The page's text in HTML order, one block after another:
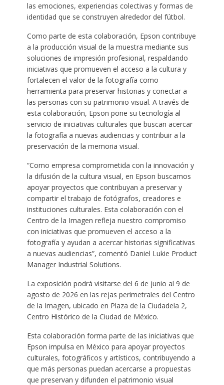
las emociones, experiencias colectivas y formas de
identidad que se construyen alrededor del fútbol.
Como parte de esta colaboración, Epson contribuye
a la producción visual de la muestra mediante sus
soluciones de impresión profesional, respaldando
iniciativas que promueven el acceso a la cultura y
fortalecen el valor de la fotografía como
herramienta para preservar historias y conectar a
las personas con su patrimonio visual. A través de
esta colaboración, Epson pone su tecnología al
servicio de iniciativas culturales que buscan acercar
la fotografía a nuevas audiencias y contribuir a la
preservación de la memoria visual.
“Como empresa comprometida con la innovación y
la difusión de la cultura visual, en Epson buscamos
apoyar proyectos que contribuyan a preservar y
compartir el trabajo de fotógrafos, creadores e
instituciones culturales. Esta colaboración con el
Centro de la Imagen refleja nuestro compromiso
con iniciativas que promueven el acceso a la
fotografía y ayudan a acercar historias significativas
a nuevas audiencias”, comentó Daniel Lukie Product
Manager Industrial Solutions.
La exposición podrá visitarse del 6 de junio al 9 de
agosto de 2026 en las rejas perimetrales del Centro
de la Imagen, ubicado en Plaza de la Ciudadela 2,
Centro Histórico de la Ciudad de México.
Esta colaboración forma parte de las iniciativas que
Epson impulsa en México para apoyar proyectos
culturales, fotográficos y artísticos, contribuyendo a
que más personas puedan acercarse a propuestas
que preservan y difunden el patrimonio visual